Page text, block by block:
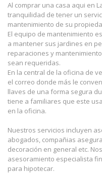
Al comprar una casa aqui en
tranquilidad de tener un
mantenimiento de su
El equipo de mantenimiento
a mantener sus jardines en
reparaciones y
sean requeridas.
En la central de la oficina de
el correo donde más le
llaves de una forma segura
tiene a familiares que este
en la oficina.
Nuestros servicios incluyen
abogados, compañias
decoración en general etc.
asesoramiento especialista
para hipotecar.